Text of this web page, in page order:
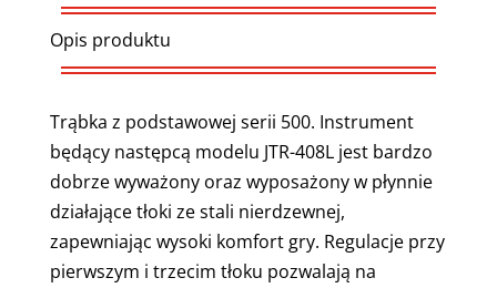
Opis produktu
Trąbka z podstawowej serii 500. Instrument
będący następcą modelu JTR-408L jest bardzo
dobrze wyważony oraz wyposażony w płynnie
działające tłoki ze stali nierdzewnej,
zapewniając wysoki komfort gry. Regulacje przy
pierwszym i trzecim tłoku pozwalają na